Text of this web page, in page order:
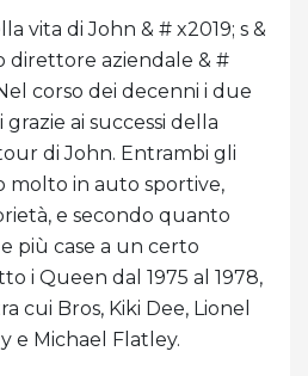
vita di John & # x2019; s &
direttore aziendale & #
corso dei decenni i due
ai successi della
di John. Entrambi gli
molto in auto sportive,
e secondo quanto
più case a un certo
i Queen dal 1975 al 1978,
cui Bros, Kiki Dee, Lionel
e Michael Flatley.